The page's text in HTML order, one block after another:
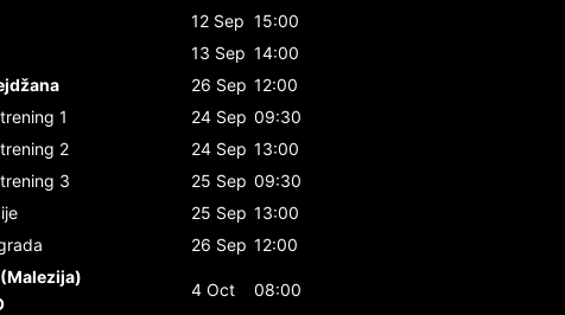
12 Sep 15:00
13 Sep 14:00
26 Sep 12:00
1 24 Sep 09:30
2 24 Sep 13:00
3 25 Sep 09:30
25 Sep 13:00
26 Sep 12:00
4 Oct 08:00